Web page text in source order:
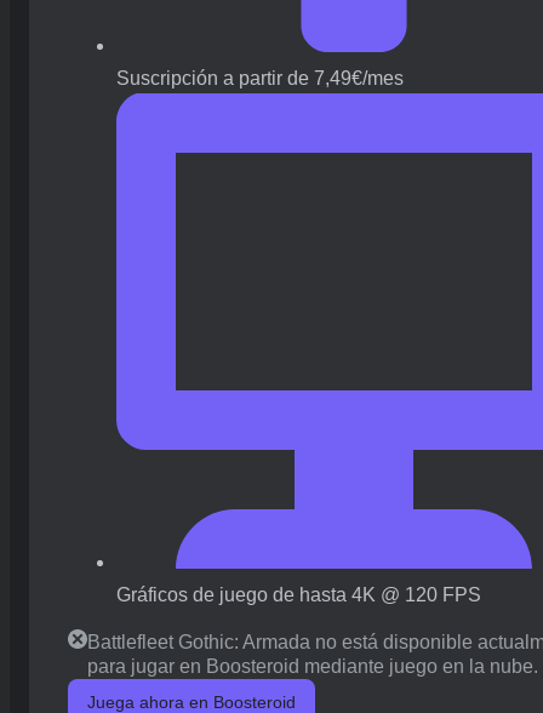
Suscripción a partir de 7,49€/mes
Gráficos de juego de hasta 4K @ 120 FPS
Battlefleet Gothic: Armada no está disponible
para jugar en Boosteroid mediante juego en la nube.
Juega ahora en Boosteroid